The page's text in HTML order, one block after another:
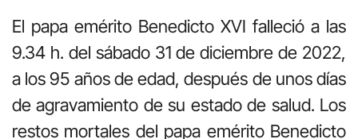
El papa emérito Benedicto XVI falleció a las
9.34 h. del sábado 31 de diciembre de 2022,
a los 95 años de edad, después de unos días
de agravamiento de su estado de salud. Los
restos mortales del papa emérito Benedicto